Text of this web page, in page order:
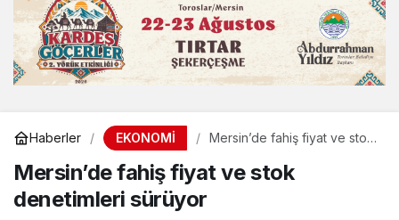
Haberler EKONOMİ
Mersin’de fahiş fiyat ve stok
Mersin’de fahiş fiyat ve stok
denetimleri sürüyor